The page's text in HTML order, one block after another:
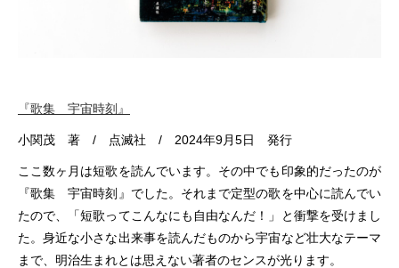
『歌集 宇宙時刻 』
小関茂 著 / 点滅社 / 2024年9月5日 発行
ここ数ヶ月は短歌を読んでいます。その中でも印象的だったのが
『歌集 宇宙時刻』でした。それまで定型の歌を中心に読んでい
たので、「短歌ってこんなにも自由なんだ！」と衝撃を受けまし
た。身近な小さな出来事を読んだものから宇宙など壮大なテーマ
まで、明治生まれとは思えない著者のセンスが光ります。